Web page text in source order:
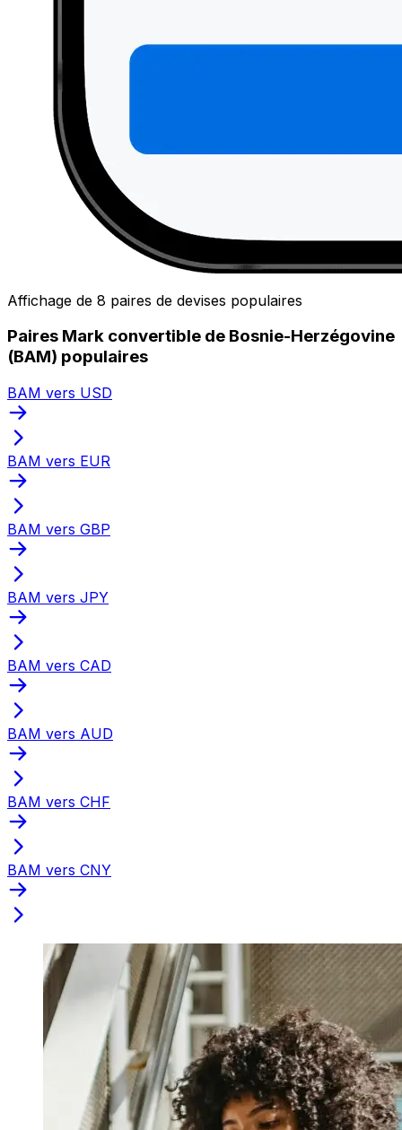
Affichage de 8 paires de devises populaires
Paires Mark convertible de Bosnie-Herzégovine
(BAM) populaires
BAM vers USD
BAM vers EUR
BAM vers GBP
BAM vers JPY
BAM vers CAD
BAM vers AUD
BAM vers CHF
BAM vers CNY